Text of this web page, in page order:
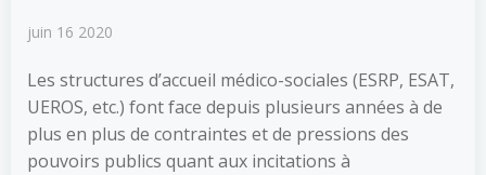
juin 16 2020
Les structures d’accueil médico-sociales (ESRP, ESAT,
UEROS, etc.) font face depuis plusieurs années à de
plus en plus de contraintes et de pressions des
pouvoirs publics quant aux incitations à